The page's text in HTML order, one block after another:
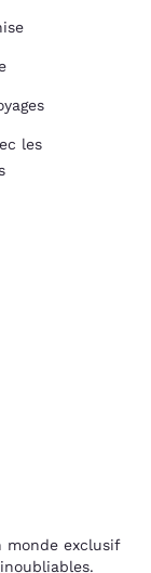
les
monde exclusif